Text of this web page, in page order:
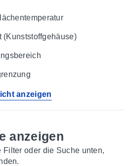
(Kunststoffgehäuse)
anzeigen
anzeigen
Filter oder die Suche unten,